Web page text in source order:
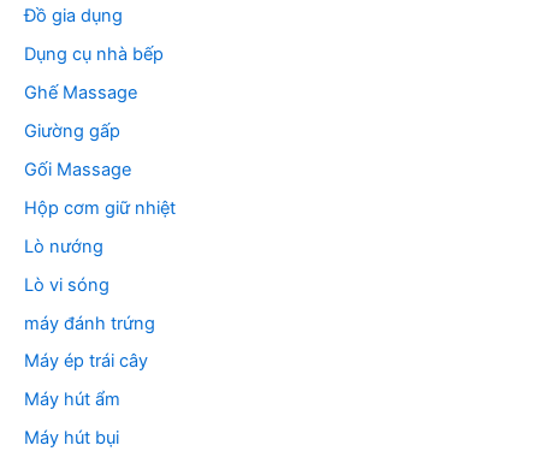
Đồ gia dụng
Dụng cụ nhà bếp
Ghế Massage
Giường gấp
Gối Massage
Hộp cơm giữ nhiệt
Lò nướng
Lò vi sóng
máy đánh trứng
Máy ép trái cây
Máy hút ẩm
Máy hút bụi